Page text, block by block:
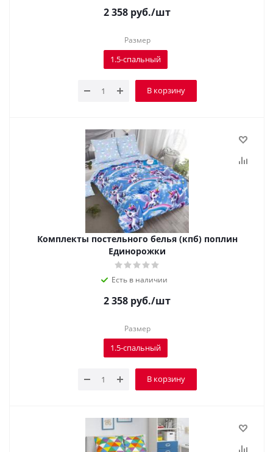
2 358 руб./шт
Размер
1.5-спальный
В корзину
Комплекты постельного белья (кпб) поплин
Единорожки
Есть в наличии
2 358 руб./шт
Размер
1.5-спальный
В корзину